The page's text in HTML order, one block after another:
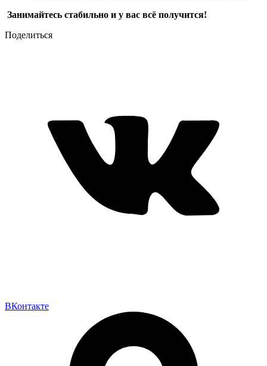
Занимайтесь стабильно и у вас всё получится!
Поделиться
ВКонтакте